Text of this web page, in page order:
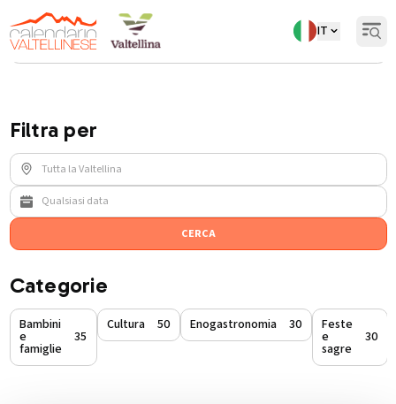
IT
Torna indietro sociale-e-solidale
Filtra per
CERCA
Categorie
Bambini
e
famiglie
35
Cultura 50 Enogastronomia 30 Feste
e
sagre
30